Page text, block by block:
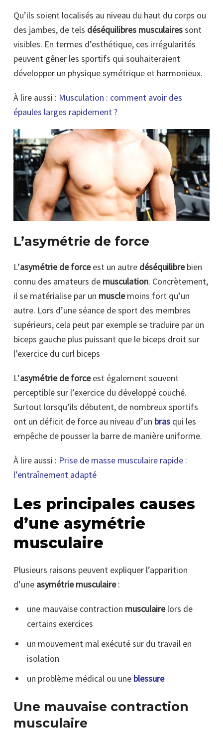
Qu’ils soient localisés au niveau du haut du corps ou
des jambes, de tels déséquilibres musculairessont
visibles. En termes d’esthétique, ces irrégularités
peuvent gêner les sportifs qui souhaiteraient
développer un physique symétrique et harmonieux.
À lire aussi : Musculation : comment avoir des
épaules larges rapidement ?
L’asymétrie de force
L’asymétrie de forceest un autre déséquilibrebien
connu des amateurs de musculation. Concrètement,
il se matérialise par un musclemoins fort qu’un
autre. Lors d’une séance de sport des membres
supérieurs, cela peut par exemple se traduire par un
biceps gauche plus puissant que le biceps droit sur
l’exercice du curl biceps
L’asymétrie de forceest également souvent
perceptible sur l’exercice du développé couché.
Surtout lorsqu’ils débutent, de nombreux sportifs
ont un déficit de force au niveau d’un bras qui les
empêche de pousser la barre de manière uniforme.
À lire aussi : Prise de masse musculaire rapide :
l’entraînement adapté
Les principales causes
d’une asymétrie
musculaire
Plusieurs raisons peuvent expliquer l’apparition
d’une asymétrie musculaire:
une mauvaise contraction musculairelors de
certains exercices
un mouvement mal exécuté sur du travail en
isolation
un problème médical ou une blessure
Une mauvaise contraction
musculaire